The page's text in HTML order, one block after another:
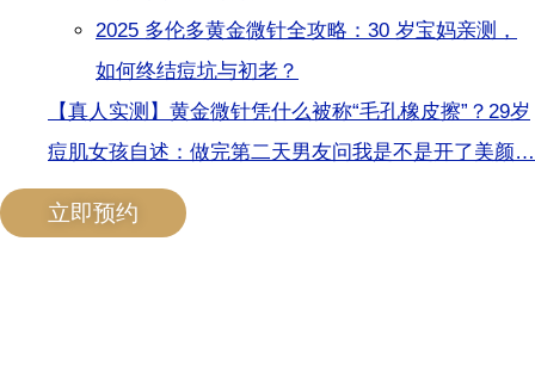
2025 多伦多黄金微针全攻略：30 岁宝妈亲测，
如何终结痘坑与初老？
【真人实测】黄金微针凭什么被称“毛孔橡皮擦”？29岁
痘肌女孩自述：做完第二天男友问我是不是开了美颜…
立即预约